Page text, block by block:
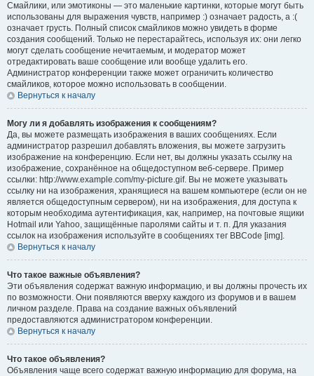
Смайлики, или эмотиконы — это маленькие картинки, которые могут быть
использованы для выражения чувств, например :) означает радость, а :(
означает грусть. Полный список смайликов можно увидеть в форме
создания сообщений. Только не перестарайтесь, используя их: они легко
могут сделать сообщение нечитаемым, и модератор может
отредактировать ваше сообщение или вообще удалить его.
Администратор конференции также может ограничить количество
смайликов, которое можно использовать в сообщении.
Вернуться к началу
Могу ли я добавлять изображения к сообщениям?
Да, вы можете размещать изображения в ваших сообщениях. Если
администратор разрешил добавлять вложения, вы можете загрузить
изображение на конференцию. Если нет, вы должны указать ссылку на
изображение, сохранённое на общедоступном веб-сервере. Пример
ссылки: http://www.example.com/my-picture.gif. Вы не можете указывать
ссылку ни на изображения, хранящиеся на вашем компьютере (если он не
является общедоступным сервером), ни на изображения, для доступа к
которым необходима аутентификация, как, например, на почтовые ящики
Hotmail или Yahoo, защищённые паролями сайты и т. п. Для указания
ссылок на изображения используйте в сообщениях тег BBCode [img].
Вернуться к началу
Что такое важные объявления?
Эти объявления содержат важную информацию, и вы должны прочесть их
по возможности. Они появляются вверху каждого из форумов и в вашем
личном разделе. Права на создание важных объявлений
предоставляются администратором конференции.
Вернуться к началу
Что такое объявления?
Объявления чаще всего содержат важную информацию для форума, на